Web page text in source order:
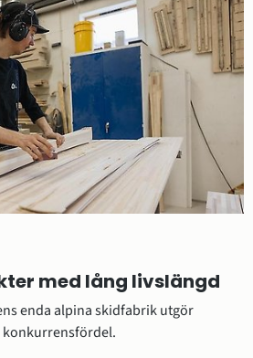
med lång livslängd
enda alpina skidfabrik utgör
konkurrensfördel.